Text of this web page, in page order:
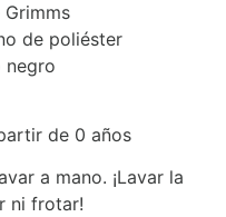
de poliéster
negro
de 0 años
a mano. ¡Lavar la
ni frotar!